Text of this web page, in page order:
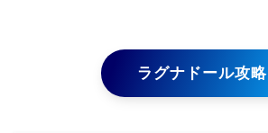
ラグナドール攻略